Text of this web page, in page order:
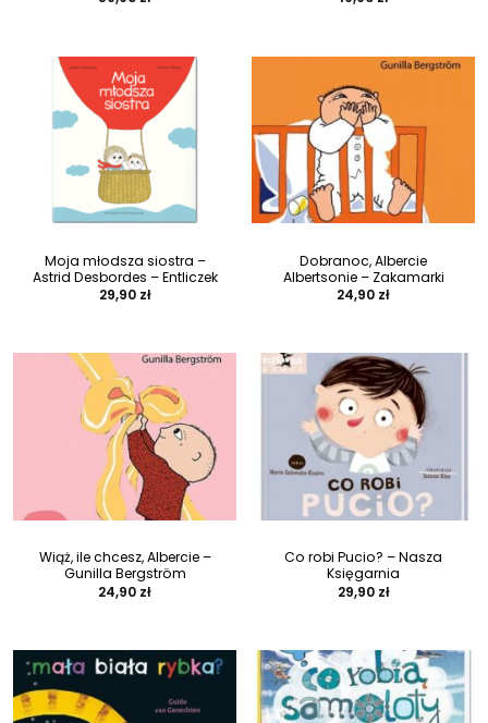
Moja młodsza siostra –
Astrid Desbordes – Entliczek
29,90 zł
Dobranoc, Albercie
Albertsonie – Zakamarki
24,90 zł
Wiąż, ile chcesz, Albercie –
Gunilla Bergström
24,90 zł
Co robi Pucio? – Nasza
Księgarnia
29,90 zł